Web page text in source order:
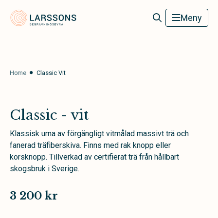
Larssons Begravningsbyrå Meny
Home Classic Vit
Classic - vit
Klassisk urna av förgängligt vitmålad massivt trä och
fanerad träfiberskiva. Finns med rak knopp eller
korsknopp. Tillverkad av certifierat trä från hållbart
skogsbruk i Sverige.
3 200 kr